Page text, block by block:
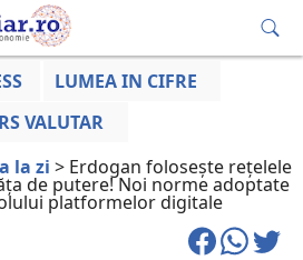
LUMEA IN CIFRE
VALUTAR
la zi > Erdogan folosește rețelele
de putere! Noi norme adoptate
platformelor digitale